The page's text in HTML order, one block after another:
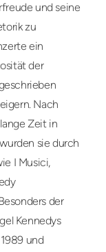
und seine
zu
ein
der
Nach
Zeit in
sie durch
I Musici,
der
Kennedys
und